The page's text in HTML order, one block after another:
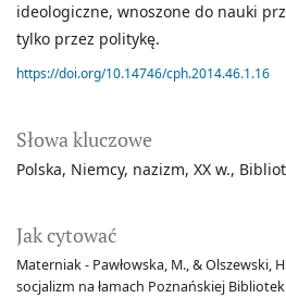
Słowa kluczowe
Polska Niemcy nazizm XX w.
Jak cytować
Materniak - Pawłowska, M., & Olszewski,
socjalizm na łamach Poznańskiej
ideologiczne, wnoszone do nauki
tylko przez politykę.
https://doi.org/10.14746/cph.2014.46.1.16